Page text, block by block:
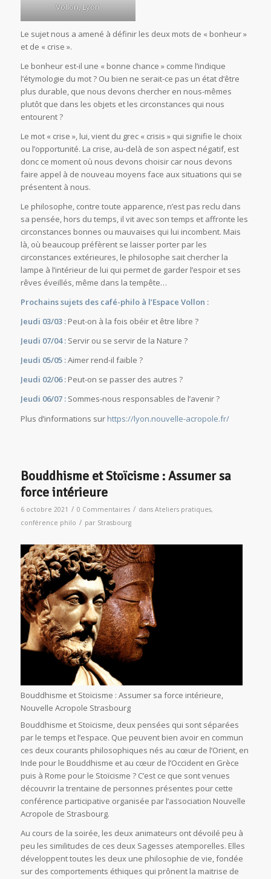
Vollon, Lyon
Le sujet nous a amené à définir les deux mots de « bonheur »
et de « crise ».
Le bonheur est-il une « bonne chance » comme l’indique
l’étymologie du mot ? Ou bien ne serait-ce pas un état d’être
plus durable, que nous devons chercher en nous-mêmes
plutôt que dans les objets et les circonstances qui nous
entourent ?
Le mot « crise », lui, vient du grec « crisis » qui signifie le choix
ou l’opportunité. La crise, au-delà de son aspect négatif, est
donc ce moment où nous devons choisir car nous devons
faire appel à de nouveau moyens face aux situations qui se
présentent à nous.
Le philosophe, contre toute apparence, n’est pas reclu dans
sa pensée, hors du temps, il vit avec son temps et affronte les
circonstances bonnes ou mauvaises qui lui incombent. Mais
là, où beaucoup préfèrent se laisser porter par les
circonstances extérieures, le philosophe sait chercher la
lampe à l’intérieur de lui qui permet de garder l’espoir et ses
rêves éveillés, même dans la tempête…
Prochains sujets des café-philo à l’Espace Vollon :
Jeudi 03/03 : Peut-on à la fois obéir et être libre ?
Jeudi 07/04 :Servir ou se servir de la Nature ?
Jeudi 05/05 :Aimer rend-il faible ?
Jeudi 02/06 : Peut-on se passer des autres ?
Jeudi 06/07 : Sommes-nous responsables de l’avenir ?
Plus d’informations sur https://lyon.nouvelle-acropole.fr/
Bouddhisme et Stoïcisme : Assumer sa
force intérieure
6 octobre 2021 / 0 Commentaires / dans Ateliers pratiques,
conférence philo / par Strasbourg
Bouddhisme et Stoïcisme : Assumer sa force intérieure,
Nouvelle Acropole Strasbourg
Bouddhisme et Stoïcisme, deux pensées qui sont séparées
par le temps et l’espace. Que peuvent bien avoir en commun
ces deux courants philosophiques nés au cœur de l’Orient, en
Inde pour le Bouddhisme et au cœur de l’Occident en Grèce
puis à Rome pour le Stoïcisme ? C’est ce que sont venues
découvrir la trentaine de personnes présentes pour cette
conférence participative organisée par l’association Nouvelle
Acropole de Strasbourg.
Au cours de la soirée, les deux animateurs ont dévoilé peu à
peu les similitudes de ces deux Sagesses atemporelles. Elles
développent toutes les deux une philosophie de vie, fondée
sur des comportements éthiques qui prônent la maitrise de